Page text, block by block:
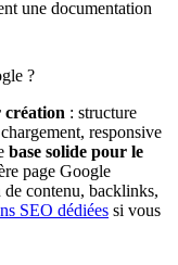
une documentation
?
création : structure
responsive
base solide pour le
page Google
de contenu, backlinks,
SEO dédiées si vous